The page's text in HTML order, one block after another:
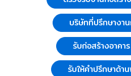
บริษัทที่ปรึกษางา
รับก่อสร้างอาคา
รับให้คำปรึกษาด้า